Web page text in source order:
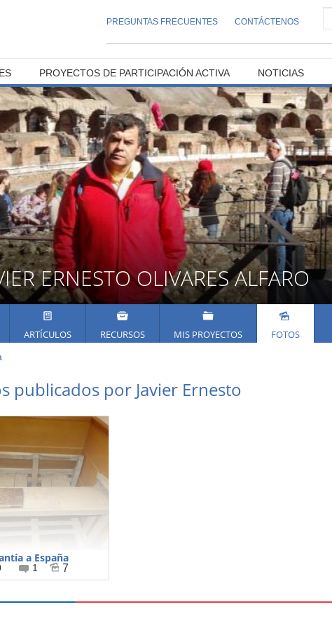
PREGUNTAS FRECUENTES CONTÁCTENOS
ERNESTO OLIVARES ALFARO
ARTÍCULOS RECURSOS MIS PROYECTOS FOTOS
publicados por Javier Ernesto
1 7
a España
PROYECTOS DE PARTICIPACIÓN ACTIVA NOTICIAS